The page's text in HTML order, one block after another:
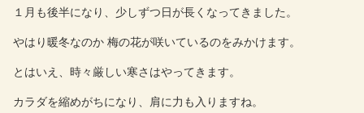
１月も後半になり、少しずつ日が長くなってきました。
やはり暖冬なのか 梅の花が咲いているのをみかけます。
とはいえ、時々厳しい寒さはやってきます。
カラダを縮めがちになり、肩に力も入りますね。